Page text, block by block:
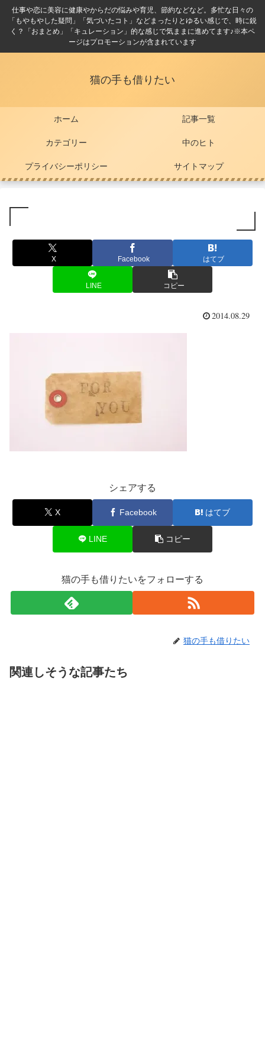
仕事や恋に美容に健康やからだの悩みや育児、節約などなど。多忙な日々の
「もやもやした疑問」「気づいたコト」などまったりとゆるい感じで、時に鋭
く？「おまとめ」「キュレーション」的な感じで気ままに進めてます♪※本ペ
ージはプロモーションが含まれています
猫の手も借りたい
ホーム 記事一覧
カテゴリー 中のヒト
プライバシーポリシー サイトマップ
X Facebook はてブ
LINE コピー
2014.08.29
シェアする
X Facebook はてブ
LINE コピー
猫の手も借りたいをフォローする
猫の手も借りたい
関連しそうな記事たち